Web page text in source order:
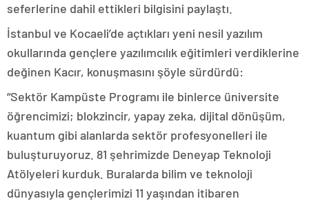
seferlerine dahil ettikleri bilgisini paylaştı.
İstanbul ve Kocaeli’de açtıkları yeni nesil yazılım
okullarında gençlere yazılımcılık eğitimleri verdiklerine
değinen Kacır, konuşmasını şöyle sürdürdü:
“Sektör Kampüste Programı ile binlerce üniversite
öğrencimizi; blokzincir, yapay zeka, dijital dönüşüm,
kuantum gibi alanlarda sektör profesyonelleri ile
buluşturuyoruz. 81 şehrimizde Deneyap Teknoloji
Atölyeleri kurduk. Buralarda bilim ve teknoloji
dünyasıyla gençlerimizi 11 yaşından itibaren